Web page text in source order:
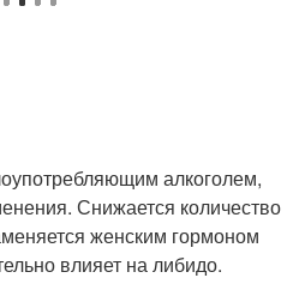
алкоголем,
Снижается количество
женским гормоном
влияет на либидо.